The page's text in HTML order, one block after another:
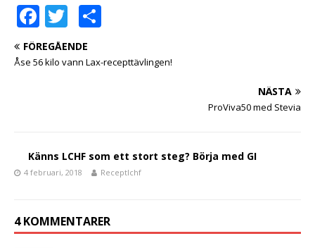
F
a
c
o
k
T
w
it a
FÖREGÅENDE
Åse 56 kilo vann Lax-recepttävlingen!
NÄSTA
ProViva50 med Stevia
Känns LCHF som ett stort steg? Börja med GI
4 februari, 2018 Receptlchf
4 KOMMENTARER